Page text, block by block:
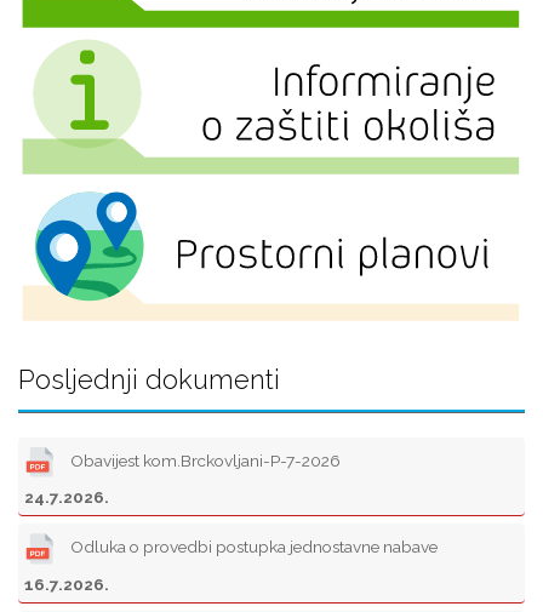
Posljednji dokumenti
Obavijest kom.Brckovljani-P-7-2026
24.7.2026.
Odluka o provedbi postupka jednostavne nabave
16.7.2026.